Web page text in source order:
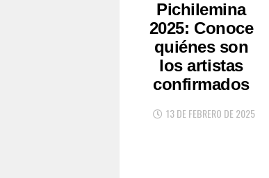
Pichilemina
2025: Conoce
quiénes son
los artistas
confirmados
13 DE FEBRERO DE 2025